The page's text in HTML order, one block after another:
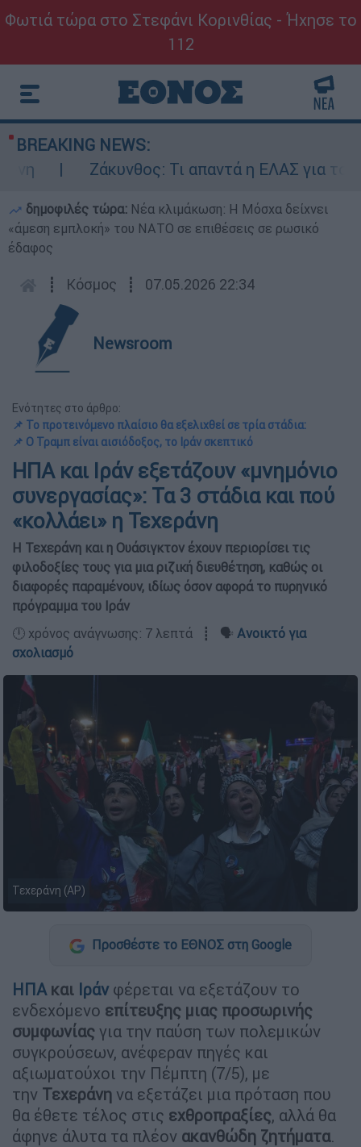
Φωτιά τώρα στο Στεφάνι Κορινθίας - Ήχησε το
112
BREAKING NEWS:
Ζάκυνθος: Τι απαντά η ΕΛΑΣ για τους 8
δημοφιλές τώρα: Νέα κλιμάκωση: Η Μόσχα δείχνει
«άμεση εμπλοκή» του ΝΑΤΟ σε επιθέσεις σε ρωσικό
έδαφος
┋ Κόσμος ┋ 07.05.2026 22:34
Newsroom
Ενότητες στο άρθρο:
📌 Το προτεινόμενο πλαίσιο θα εξελιχθεί σε τρία στάδια:
📌 Ο Τραμπ είναι αισιόδοξος, το Ιράν σκεπτικό
ΗΠΑ και Ιράν εξετάζουν «μνημόνιο
συνεργασίας»: Τα 3 στάδια και πού
«κολλάει» η Τεχεράνη
Η Τεχεράνη και η Ουάσιγκτον έχουν περιορίσει τις
φιλοδοξίες τους για μια ριζική διευθέτηση, καθώς οι
διαφορές παραμένουν, ιδίως όσον αφορά το πυρηνικό
πρόγραμμα του Ιράν
🕛 χρόνος ανάγνωσης: 7 λεπτά ┋ 🗣️ Ανοικτό για
σχολιασμό
Τεχεράνη (AP)
Προσθέστε το ΕΘΝΟΣ στη Google
ΗΠΑ και Ιράνφέρεται να εξετάζουν το
ενδεχόμενο επίτευξης μιας προσωρινής
συμφωνίας για την παύση των πολεμικών
συγκρούσεων, ανέφεραν πηγές και
αξιωματούχοι την Πέμπτη (7/5), με
την Τεχεράνη να εξετάζει μια πρόταση που
θα έθετε τέλος στις εχθροπραξίες, αλλά θα
άφηνε άλυτα τα πλέον ακανθώδη ζητήματα.